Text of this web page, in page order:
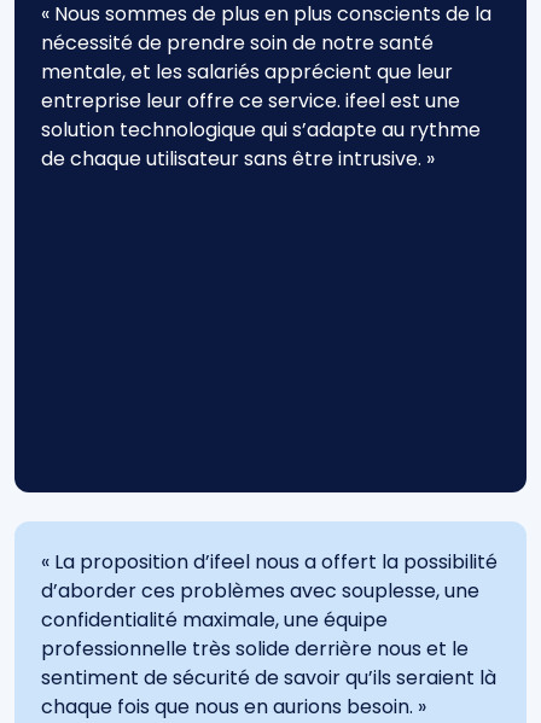
« Nous sommes de plus en plus conscients de la
nécessité de prendre soin de notre santé
mentale, et les salariés apprécient que leur
entreprise leur offre ce service. ifeel est une
solution technologique qui s’adapte au rythme
de chaque utilisateur sans être intrusive. »
« La proposition d’ifeel nous a offert la possibilité
d’aborder ces problèmes avec souplesse, une
confidentialité maximale, une équipe
professionnelle très solide derrière nous et le
sentiment de sécurité de savoir qu’ils seraient là
chaque fois que nous en aurions besoin. »